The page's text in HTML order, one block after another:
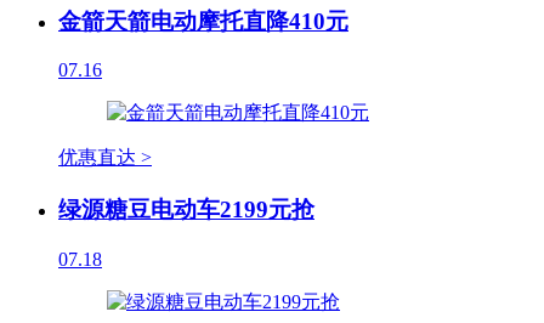
金箭天箭电动摩托直降410元
07.16
优惠直达 >
绿源糖豆电动车2199元抢
07.18